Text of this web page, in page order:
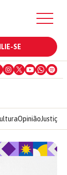
SE
OpiniãoJustiça